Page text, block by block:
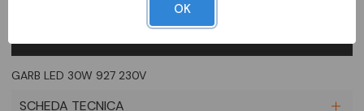
DESCRIZIONE COMPLETA
GARB LED 30W 927 230V
SCHEDA TECNICA
OK